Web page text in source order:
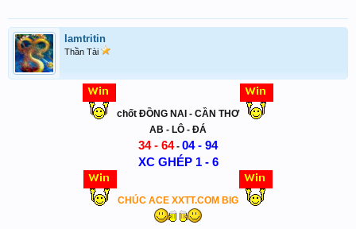
lamtritin
Thần Tài
chốt ĐỒNG NAI - CẦN THƠ
AB - LÔ - ĐÁ
34 - 64- 04 - 94
XC GHÉP 1 - 6
CHÚC ACE XXTT.COM BIG